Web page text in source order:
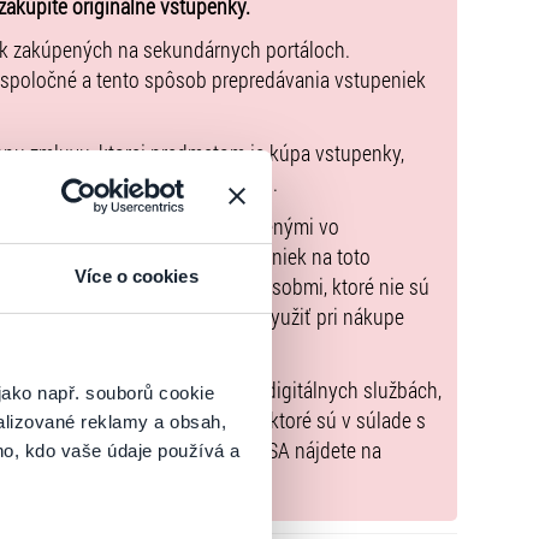
Více o cookies
např. souborů cookie
reklamy a obsah,
kdo vaše údaje používá a
Sihelská, Barbora Švidraňová, Michael Vrzala
originálne vstupenky.
na sekundárnych portáloch.
a tento spôsob prepredávania vstupeniek
zmluvu, ktorej predmetom je kúpa vstupenky,
sú uvedené priamo v košíku.
uhradiť len spôsobmi uvedenými vo
že kúpne ceny vstupeniek na toto
GoOut, ani inými spôsobmi, ktoré nie sú
. Poukazy GoOut môžete využiť pri nákupe
EÚ 2022/2065 (Akt o digitálnych službách,
, iba výrobky alebo služby, ktoré sú v súlade s
informácie a kontakty podľa DSA nájdete na